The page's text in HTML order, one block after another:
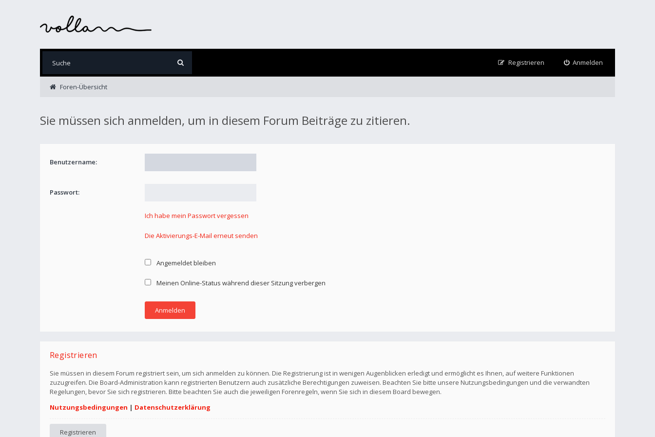
Anmelden
Registrieren
Foren-Übersicht
Sie müssen sich anmelden, um in diesem Forum Beiträge zu zitieren.
Benutzername:
Passwort:
Ich habe mein Passwort vergessen
Die Aktivierungs-E-Mail erneut senden
Angemeldet bleiben
Meinen Online-Status während dieser Sitzung verbergen
Registrieren
Sie müssen in diesem Forum registriert sein, um sich anmelden zu können. Die Registrierung ist in wenigen Augenblicken erledigt und ermöglicht es Ihnen, auf weitere Funktionen
zuzugreifen. Die Board-Administration kann registrierten Benutzern auch zusätzliche Berechtigungen zuweisen. Beachten Sie bitte unsere Nutzungsbedingungen und die verwandten
Regelungen, bevor Sie sich registrieren. Bitte beachten Sie auch die jeweiligen Forenregeln, wenn Sie sich in diesem Board bewegen.
Nutzungsbedingungen | Datenschutzerklärung
Registrieren